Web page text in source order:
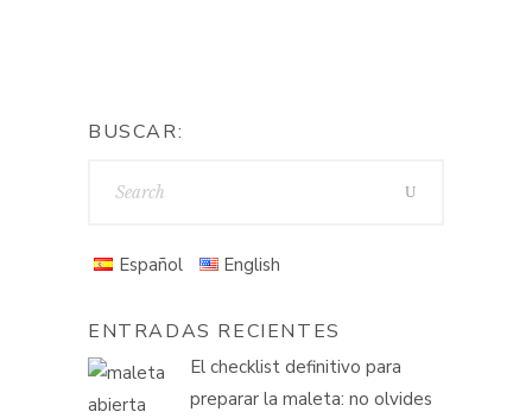
BUSCAR:
Español English
ENTRADAS RECIENTES
El checklist definitivo para
preparar la maleta: no olvides